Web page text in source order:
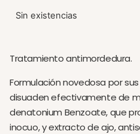
Sin existencias
Tratamiento antimordedura.
Formulación novedosa por
disuaden efectivamente de
denatonium Benzoate, que
inocuo, y extracto de ajo,